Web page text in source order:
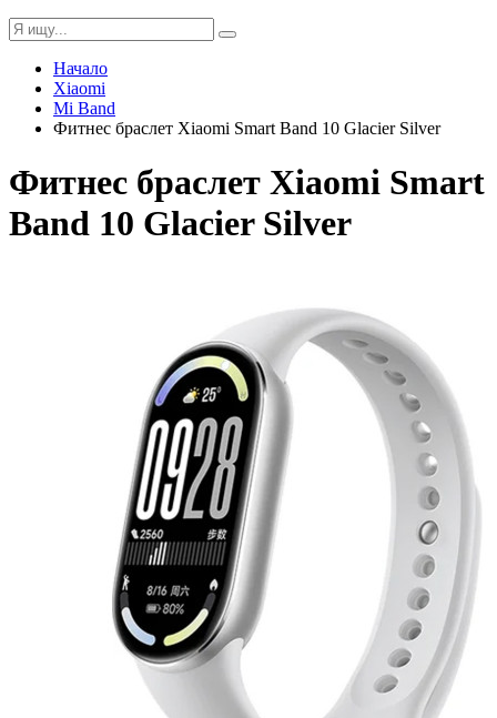
Начало
Xiaomi
Mi Band
Фитнес браслет Xiaomi Smart Band 10 Glacier Silver
Фитнес браслет Xiaomi Smart
Band 10 Glacier Silver